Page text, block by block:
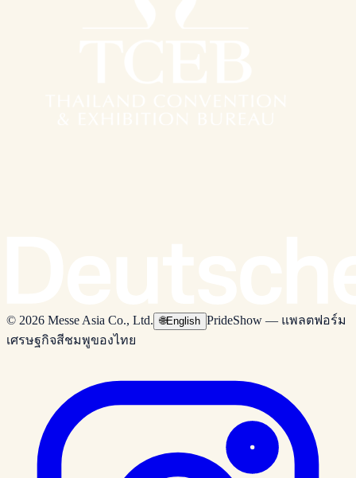
© 2026 Messe Asia Co., Ltd. 🌐English PrideShow — แพลตฟอร์ม
เศรษฐกิจสีชมพูของไทย